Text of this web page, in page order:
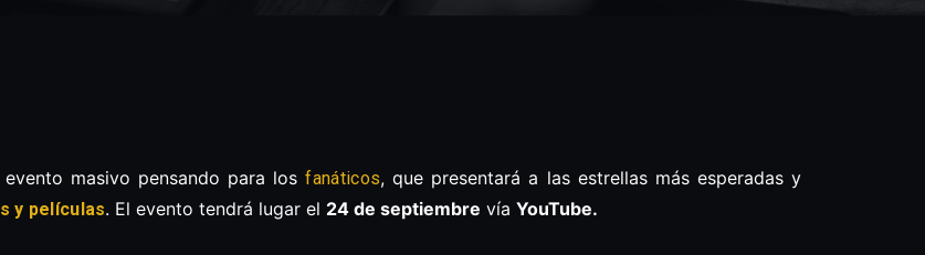
masivo pensando para losfanáticos, que presentará a las estrellas más esperadas y
y películas. El evento tendrá lugar el 24 de septiembre víaYouTube.